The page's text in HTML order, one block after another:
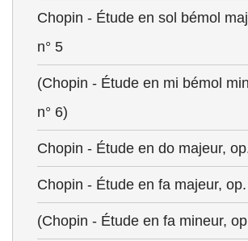
Chopin - Étude en sol bémol
n° 5
(Chopin - Étude en mi bémol
n° 6)
Chopin - Étude en do majeur,
Chopin - Étude en fa majeur,
(Chopin - Étude en fa mineur,